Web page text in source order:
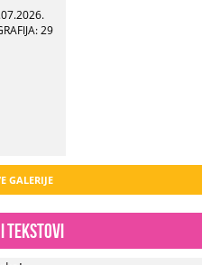
29
GALERIJE
tekstovi